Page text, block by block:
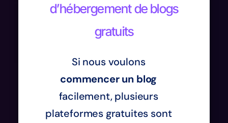
d’hébergement de blogs
gratuits
Si nous voulons
commencer un blog
facilement, plusieurs
plateformes gratuites sont